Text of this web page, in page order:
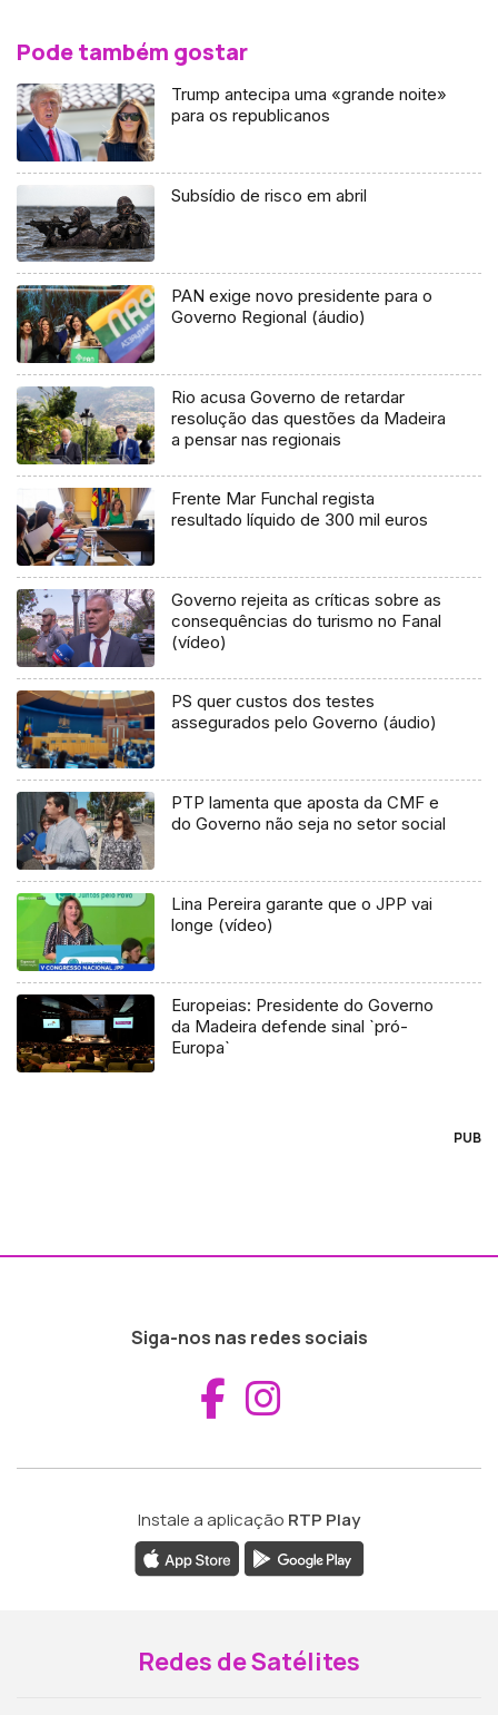
Pode também gostar
Trump antecipa uma «grande noite»
para os republicanos
Subsídio de risco em abril
PAN exige novo presidente para o
Governo Regional (áudio)
Rio acusa Governo de retardar
resolução das questões da Madeira
a pensar nas regionais
Frente Mar Funchal regista
resultado líquido de 300 mil euros
Governo rejeita as críticas sobre as
consequências do turismo no Fanal
(vídeo)
PS quer custos dos testes
assegurados pelo Governo (áudio)
PTP lamenta que aposta da CMF e
do Governo não seja no setor social
Lina Pereira garante que o JPP vai
longe (vídeo)
Europeias: Presidente do Governo
da Madeira defende sinal `pró-
Europa`
PUB
Siga-nos nas redes sociais
Aceder ao
Instale a aplicação RTP Play
Redes de Satélites